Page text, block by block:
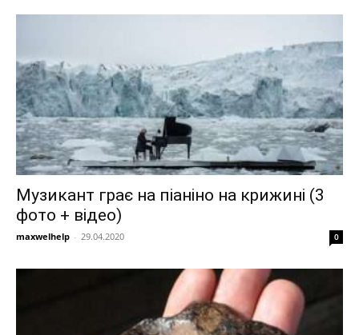
Музикант грає на піаніно на крижині (3
фото + відео)
maxwelhelp - 29.04.2020 0